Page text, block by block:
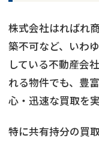
株式会社はればれ
築不可など、いわ
している不動産会
れる物件でも、豊
心・迅速な買取を
特に共有持分の買